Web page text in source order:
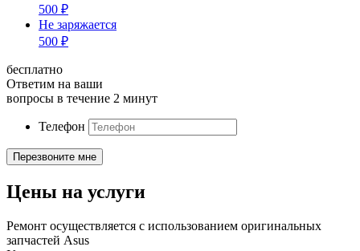
500 ₽
Не заряжается
500 ₽
бесплатно
Ответим на ваши
вопросы в течение 2 минут
Телефон
Цены на услуги
Ремонт осуществляется с использованием оригинальных
запчастей Asus